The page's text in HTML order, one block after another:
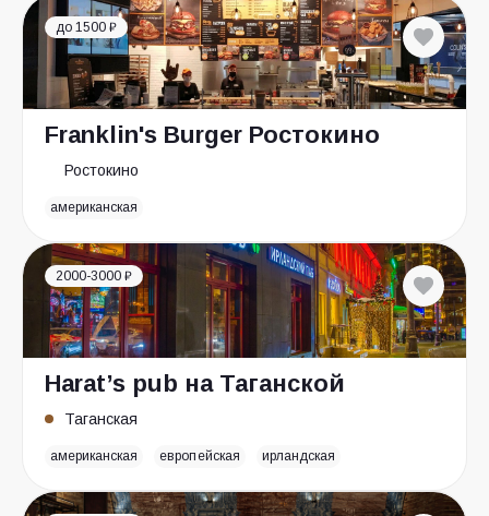
до 1500 ₽
Franklin's Burger Ростокино
Ростокино
американская
2000-3000 ₽
Harat’s pub на Таганской
Таганская
американская европейская ирландская